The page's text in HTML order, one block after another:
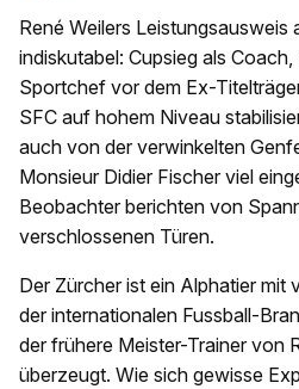
René Weilers Leistungsausweis
indiskutabel: Cupsieg als
Sportchef vor dem Ex-
SFC auf hohem Niveau
auch von der verwinkelten
Monsieur Didier Fischer viel
Beobachter berichten von
verschlossenen Türen.
Der Zürcher ist ein Alphatier mit
der internationalen Fussball-
der frühere Meister-Trainer von
überzeugt. Wie sich gewisse